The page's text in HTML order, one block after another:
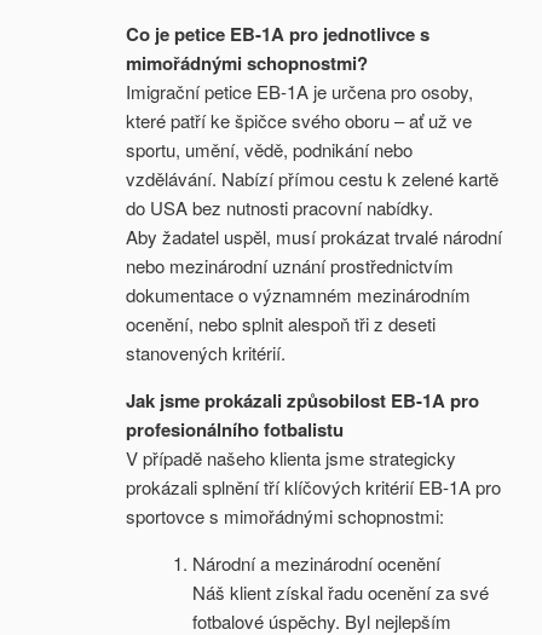
Co je petice EB-1A pro jednotlivce s
mimořádnými schopnostmi?
Imigrační petice EB-1A je určena pro osoby,
které patří ke špičce svého oboru – ať už ve
sportu, umění, vědě, podnikání nebo
vzdělávání. Nabízí přímou cestu k zelené kartě
do USA bez nutnosti pracovní nabídky.
Aby žadatel uspěl, musí prokázat trvalé národní
nebo mezinárodní uznání prostřednictvím
dokumentace o významném mezinárodním
ocenění, nebo splnit alespoň tři z deseti
stanovených kritérií.
Jak jsme prokázali způsobilost EB-1A pro
profesionálního fotbalistu
V případě našeho klienta jsme strategicky
prokázali splnění tří klíčových kritérií EB-1A pro
sportovce s mimořádnými schopnostmi:
Národní a mezinárodní ocenění
Náš klient získal řadu ocenění za své
fotbalové úspěchy. Byl nejlepším